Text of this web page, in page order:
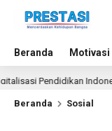
Beranda Motivasi
Indonesia Raih
Beranda Sosial